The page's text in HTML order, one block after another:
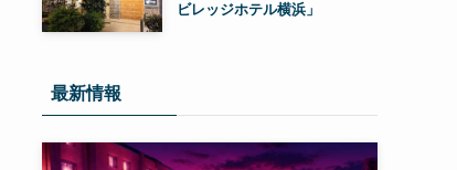
ビレッジホテル横浜」
最新情報